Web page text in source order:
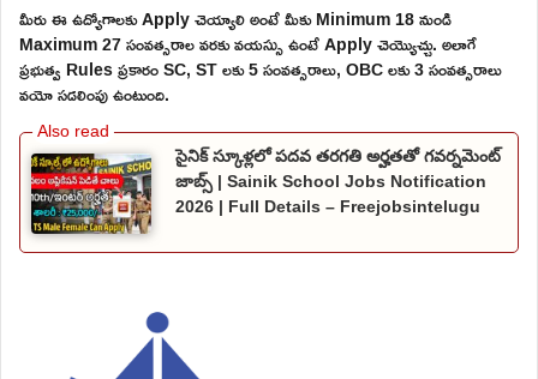
మీరు ఈ ఉద్యోగాలకు Apply చెయ్యాలి అంటే మీకు Minimum 18 నుండి
Maximum 27 సంవత్సరాల వరకు వయస్సు ఉంటే Apply చెయ్యొచ్చు. అలాగే
ప్రభుత్వ Rules ప్రకారం SC, ST లకు 5 సంవత్సరాలు, OBC లకు 3 సంవత్సరాలు
వయో సడలింపు ఉంటుంది.
సైనిక్ స్కూళ్లలో పదవ తరగతి అర్హతతో గవర్నమెంట్
జాబ్స్ | Sainik School Jobs Notification
2026 | Full Details – Freejobsintelugu